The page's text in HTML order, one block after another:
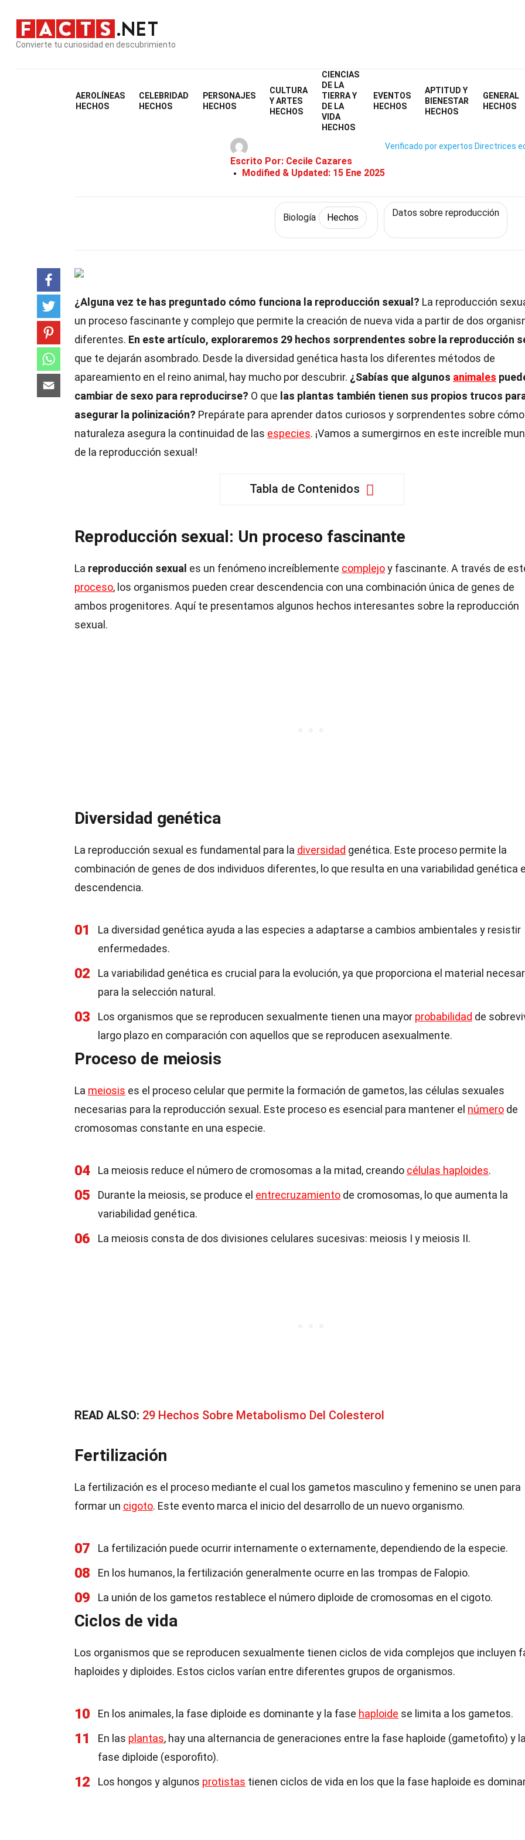
Convierte tu curiosidad en descubrimiento
AEROLÍNEAS
HECHOS
CELEBRIDAD
HECHOS
PERSONAJES
HECHOS
CULTURA
Y ARTES
HECHOS
CIENCIAS
DE LA
TIERRA Y
DE LA
VIDA
HECHOS
EVENTOS
HECHOS
APTITUD Y
BIENESTAR
HECHOS
GENERAL
HECHOS
Home Ciencia
29 Hechos Sobre Reproducción
Escrito Por: Cecile Cazares
Modified & Updated: 15 Ene 2025
Verificado por expertos Directrices
Biología Hechos Datos sobre reproducción
¿Alguna vez te has preguntado cómo funciona la reproducción sexual? La reproducción
un proceso fascinante y complejo que permite la creación de nueva vida a partir de dos
diferentes. En este artículo, exploraremos 29 hechos sorprendentes sobre la reproducción
que te dejarán asombrado. Desde la diversidad genética hasta los diferentes métodos de
apareamiento en el reino animal, hay mucho por descubrir. ¿Sabías que algunos animales
cambiar de sexo para reproducirse? O que las plantas también tienen sus propios trucos
asegurar la polinización? Prepárate para aprender datos curiosos y sorprendentes sobre
naturaleza asegura la continuidad de las especies. ¡Vamos a sumergirnos en este increíble
de la reproducción sexual!
Tabla de Contenidos
Reproducción sexual: Un proceso fascinante
La reproducción sexual es un fenómeno increíblemente complejoy fascinante. A través de
proceso, los organismos pueden crear descendencia con una combinación única de genes de
ambos progenitores. Aquí te presentamos algunos hechos interesantes sobre la reproducción
sexual.
Diversidad genética
La reproducción sexual es fundamental para la diversidad genética. Este proceso permite la
combinación de genes de dos individuos diferentes, lo que resulta en una variabilidad genética
descendencia.
01
La diversidad genética ayuda a las especies a adaptarse a cambios ambientales y resistir
enfermedades.
02
La variabilidad genética es crucial para la evolución, ya que proporciona el material
para la selección natural.
03 Los organismos que se reproducen sexualmente tienen una mayor probabilidad de
largo plazo en comparación con aquellos que se reproducen asexualmente.
Proceso de meiosis
La meiosis es el proceso celular que permite la formación de gametos, las células sexuales
necesarias para la reproducción sexual. Este proceso es esencial para mantener el número de
cromosomas constante en una especie.
04 La meiosis reduce el número de cromosomas a la mitad, creando células haploides.
05 Durante la meiosis, se produce el entrecruzamiento de cromosomas, lo que aumenta la
variabilidad genética.
06 La meiosis consta de dos divisiones celulares sucesivas: meiosis I y meiosis II.
READ ALSO: 29 Hechos Sobre Metabolismo Del Colesterol
Fertilización
La fertilización es el proceso mediante el cual los gametos masculino y femenino se unen para
formar un cigoto. Este evento marca el inicio del desarrollo de un nuevo organismo.
07 La fertilización puede ocurrir internamente o externamente, dependiendo de la especie.
08 En los humanos, la fertilización generalmente ocurre en las trompas de Falopio.
09 La unión de los gametos restablece el número diploide de cromosomas en el cigoto.
Ciclos de vida
Los organismos que se reproducen sexualmente tienen ciclos de vida complejos que incluyen
haploides y diploides. Estos ciclos varían entre diferentes grupos de organismos.
10 En los animales, la fase diploide es dominante y la fase haploide se limita a los gametos.
11 En las plantas, hay una alternancia de generaciones entre la fase haploide (gametofito) y la
fase diploide (esporofito).
12 Los hongos y algunos protistas tienen ciclos de vida en los que la fase haploide es